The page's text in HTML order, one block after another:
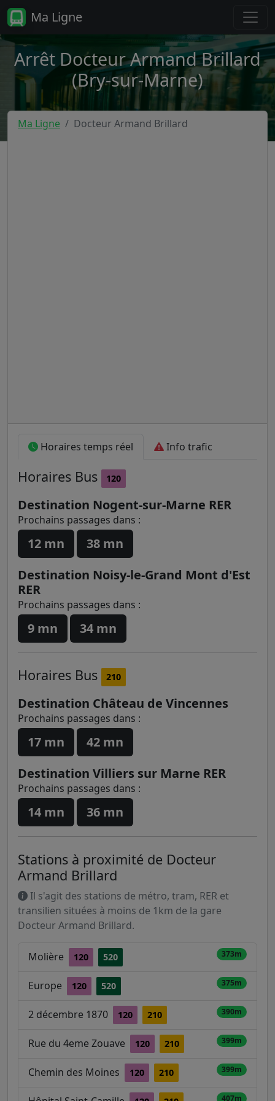
Ma Ligne
Arrêt Docteur Armand Brillard
(Bry-sur-Marne)
Ma Ligne Docteur Armand Brillard
Horaires temps réel Info trafic
Horaires Bus 120
Destination Nogent-sur-Marne RER
Prochains passages dans :
12 mn
38 mn
Destination Noisy-le-Grand Mont d'Est
RER
Prochains passages dans :
9 mn 34 mn
Horaires Bus 210
Destination Château de Vincennes
Prochains passages dans :
17 mn
42 mn
Destination Villiers sur Marne RER
Prochains passages dans :
14 mn 36 mn
Stations à proximité de Docteur
Armand Brillard
Il s'agit des stations de métro, tram, RER et
transilien situées à moins de 1km de la gare
Docteur Armand Brillard.
Molière 120 520 373m
Europe 120 520 375m
2 décembre 1870 120 210 390m
Rue du 4eme Zouave 120 210 399m
Chemin des Moines 120 210 399m
407m